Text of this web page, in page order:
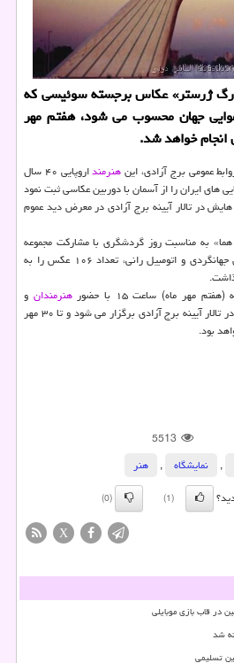
ژرستر» عكاس برجسته سوئیسی كه
جهان محسوب می شود، هفتم مهر
انجام خواهد شد.
عمومی برج آزادی، اینهنرمند
اروپایی ۴۰ سال
سفری، زیبایی های ایران را از آسمان با دوربین عكاسی ثبت نمود
در تالار آیینه برج آزادی در معرض دید عموم
هما» به مناسبت روز گردشگری با مشاركت مجموعه
فرهنگی هنری برج آزادی و كانون جهانگردی و اتومبیل رانی، تعداد ۱۰۶ عكس را به
مهر ماه) ساعت ۱۵ با حضور
هنرمندان و
تعدادی از مهمانان داخلی و خارجی در تالار آیینه برج آزادی برگزار می شود و تا ۳۰ مهر
بود.
5513
, نمایشگاه ,
هنر
(1)
(0)
X
در قاب بازی موبایلی
شد
تسلیمی